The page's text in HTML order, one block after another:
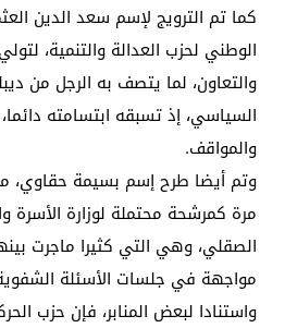
كما تم الترويج لإسم سعد الدين
الوطني لحزب العدالة والتنمية،
والتعاون، لما يتصف به الرجل من
السياسي، إذ تسبقه ابتسامته
والمواقف.
وتم أيضا طرح إسم بسيمة حقاوي،
مرة كمرشحة محتملة لوزارة الأسرة
الصقلي، وهي التي كثيرا ماجرت
مواجهة في جلسات الأسئلة
واستنادا لبعض المنابر، فإن حزب